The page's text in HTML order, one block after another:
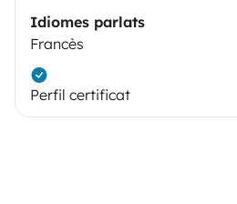
Idiomes parlats
Francès
Perfil certificat